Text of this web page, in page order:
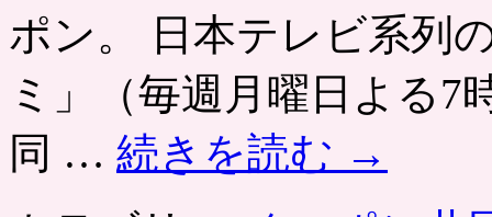
ポン。 日本テレビ系列
ミ」（毎週月曜日よる7
同 … 続きを読む →